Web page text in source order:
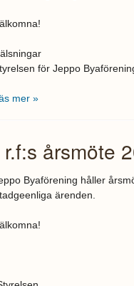
för Jeppo
mer »
årsmöte
Byaförening håller
ärenden.